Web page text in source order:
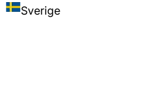
Sverige